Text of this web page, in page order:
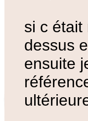
si c était
dessus
ensuite